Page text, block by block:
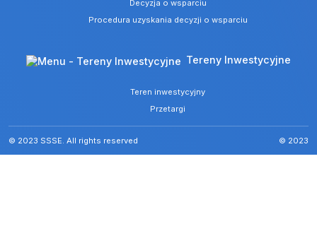
Decyzja o wsparciu
Procedura uzyskania decyzji o wsparciu
Tereny Inwestycyjne
Teren inwestycyjny
Przetargi
© 2023 SSSE. All rights reserved © 2023